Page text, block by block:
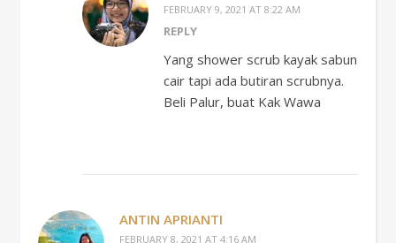
FEBRUARY 9, 2021 AT 8:22 AM
REPLY
Yang shower scrub kayak sabun
cair tapi ada butiran scrubnya.
Beli Palur, buat Kak Wawa
ANTIN APRIANTI
FEBRUARY 8, 2021 AT 4:16 AM